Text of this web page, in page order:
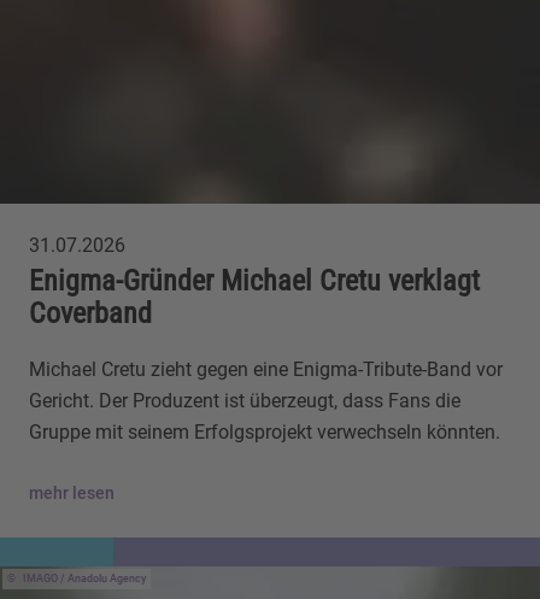
31.07.2026
Enigma-Gründer Michael Cretu verklagt
Coverband
Michael Cretu zieht gegen eine Enigma-Tribute-Band vor
Gericht. Der Produzent ist überzeugt, dass Fans die
Gruppe mit seinem Erfolgsprojekt verwechseln könnten.
mehr lesen
IMAGO / Anadolu Agency